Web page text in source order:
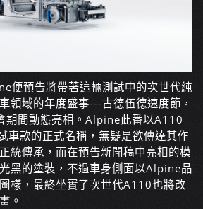
便預告將帶著這輛測試中的次世代純
領域的年度盛事---古德伍德速度節，
間動態亮相。Alpine此番以A110
車款的正式名稱，無疑是欲傳達其作
統傳承，而在預告新聞稿中亮相的模
黑的塗裝，不過車身側面以Alpine品
樣，最終坐實了次世代A110也將改
。